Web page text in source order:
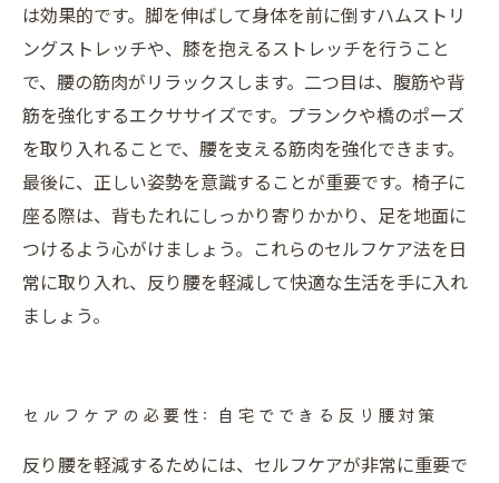
は効果的です。脚を伸ばして身体を前に倒すハムストリ
ングストレッチや、膝を抱えるストレッチを行うこと
で、腰の筋肉がリラックスします。二つ目は、腹筋や背
筋を強化するエクササイズです。プランクや橋のポーズ
を取り入れることで、腰を支える筋肉を強化できます。
最後に、正しい姿勢を意識することが重要です。椅子に
座る際は、背もたれにしっかり寄りかかり、足を地面に
つけるよう心がけましょう。これらのセルフケア法を日
常に取り入れ、反り腰を軽減して快適な生活を手に入れ
ましょう。
セルフケアの必要性: 自宅でできる反り腰対策
反り腰を軽減するためには、セルフケアが非常に重要で